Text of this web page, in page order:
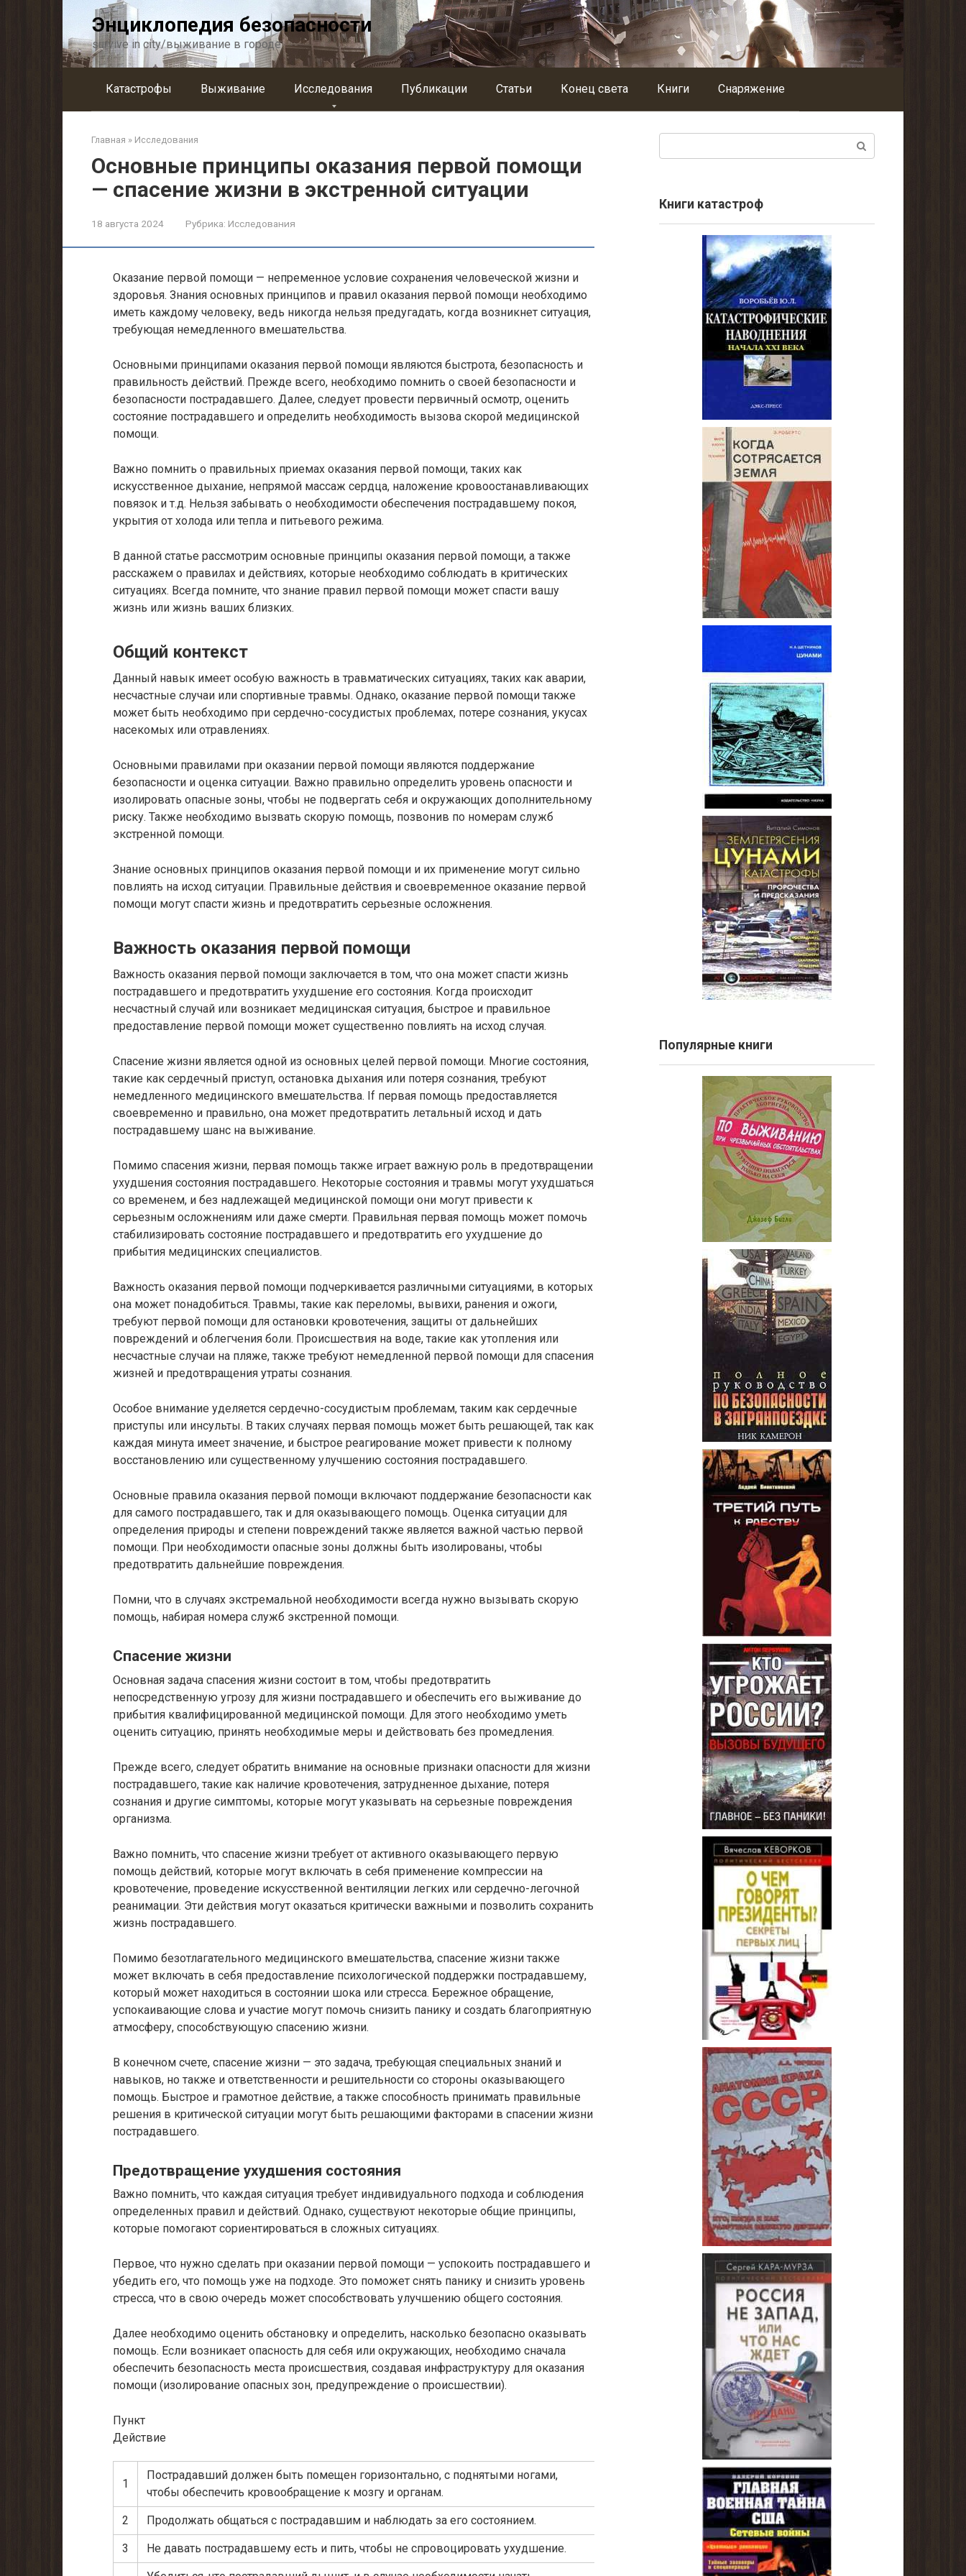
Энциклопедия безопасности
survive in city/выживание в городе
Катастрофы Выживание Исследования Публикации Статьи Конец света Книги Снаряжение
Главная » Исследования
Основные принципы оказания первой помощи
— спасение жизни в экстренной ситуации
18 августа 2024 Рубрика: Исследования
Оказание первой помощи — непременное условие сохранения человеческой жизни и
здоровья. Знания основных принципов и правил оказания первой помощи необходимо
иметь каждому человеку, ведь никогда нельзя предугадать, когда возникнет ситуация,
требующая немедленного вмешательства.
Основными принципами оказания первой помощи являются быстрота, безопасность и
правильность действий. Прежде всего, необходимо помнить о своей безопасности и
безопасности пострадавшего. Далее, следует провести первичный осмотр, оценить
состояние пострадавшего и определить необходимость вызова скорой медицинской
помощи.
Важно помнить о правильных приемах оказания первой помощи, таких как
искусственное дыхание, непрямой массаж сердца, наложение кровоостанавливающих
повязок и т.д. Нельзя забывать о необходимости обеспечения пострадавшему покоя,
укрытия от холода или тепла и питьевого режима.
В данной статье рассмотрим основные принципы оказания первой помощи, а также
расскажем о правилах и действиях, которые необходимо соблюдать в критических
ситуациях. Всегда помните, что знание правил первой помощи может спасти вашу
жизнь или жизнь ваших близких.
Общий контекст
Данный навык имеет особую важность в травматических ситуациях, таких как аварии,
несчастные случаи или спортивные травмы. Однако, оказание первой помощи также
может быть необходимо при сердечно-сосудистых проблемах, потере сознания, укусах
насекомых или отравлениях.
Основными правилами при оказании первой помощи являются поддержание
безопасности и оценка ситуации. Важно правильно определить уровень опасности и
изолировать опасные зоны, чтобы не подвергать себя и окружающих дополнительному
риску. Также необходимо вызвать скорую помощь, позвонив по номерам служб
экстренной помощи.
Знание основных принципов оказания первой помощи и их применение могут сильно
повлиять на исход ситуации. Правильные действия и своевременное оказание первой
помощи могут спасти жизнь и предотвратить серьезные осложнения.
Важность оказания первой помощи
Важность оказания первой помощи заключается в том, что она может спасти жизнь
пострадавшего и предотвратить ухудшение его состояния. Когда происходит
несчастный случай или возникает медицинская ситуация, быстрое и правильное
предоставление первой помощи может существенно повлиять на исход случая.
Спасение жизни является одной из основных целей первой помощи. Многие состояния,
такие как сердечный приступ, остановка дыхания или потеря сознания, требуют
немедленного медицинского вмешательства. If первая помощь предоставляется
своевременно и правильно, она может предотвратить летальный исход и дать
пострадавшему шанс на выживание.
Помимо спасения жизни, первая помощь также играет важную роль в предотвращении
ухудшения состояния пострадавшего. Некоторые состояния и травмы могут ухудшаться
со временем, и без надлежащей медицинской помощи они могут привести к
серьезным осложнениям или даже смерти. Правильная первая помощь может помочь
стабилизировать состояние пострадавшего и предотвратить его ухудшение до
прибытия медицинских специалистов.
Важность оказания первой помощи подчеркивается различными ситуациями, в которых
она может понадобиться. Травмы, такие как переломы, вывихи, ранения и ожоги,
требуют первой помощи для остановки кровотечения, защиты от дальнейших
повреждений и облегчения боли. Происшествия на воде, такие как утопления или
несчастные случаи на пляже, также требуют немедленной первой помощи для спасения
жизней и предотвращения утраты сознания.
Особое внимание уделяется сердечно-сосудистым проблемам, таким как сердечные
приступы или инсульты. В таких случаях первая помощь может быть решающей, так как
каждая минута имеет значение, и быстрое реагирование может привести к полному
восстановлению или существенному улучшению состояния пострадавшего.
Основные правила оказания первой помощи включают поддержание безопасности как
для самого пострадавшего, так и для оказывающего помощь. Оценка ситуации для
определения природы и степени повреждений также является важной частью первой
помощи. При необходимости опасные зоны должны быть изолированы, чтобы
предотвратить дальнейшие повреждения.
Помни, что в случаях экстремальной необходимости всегда нужно вызывать скорую
помощь, набирая номера служб экстренной помощи.
Спасение жизни
Основная задача спасения жизни состоит в том, чтобы предотвратить
непосредственную угрозу для жизни пострадавшего и обеспечить его выживание до
прибытия квалифицированной медицинской помощи. Для этого необходимо уметь
оценить ситуацию, принять необходимые меры и действовать без промедления.
Прежде всего, следует обратить внимание на основные признаки опасности для жизни
пострадавшего, такие как наличие кровотечения, затрудненное дыхание, потеря
сознания и другие симптомы, которые могут указывать на серьезные повреждения
организма.
Важно помнить, что спасение жизни требует от активного оказывающего первую
помощь действий, которые могут включать в себя применение компрессии на
кровотечение, проведение искусственной вентиляции легких или сердечно-легочной
реанимации. Эти действия могут оказаться критически важными и позволить сохранить
жизнь пострадавшего.
Помимо безотлагательного медицинского вмешательства, спасение жизни также
может включать в себя предоставление психологической поддержки пострадавшему,
который может находиться в состоянии шока или стресса. Бережное обращение,
успокаивающие слова и участие могут помочь снизить панику и создать благоприятную
атмосферу, способствующую спасению жизни.
В конечном счете, спасение жизни — это задача, требующая специальных знаний и
навыков, но также и ответственности и решительности со стороны оказывающего
помощь. Быстрое и грамотное действие, а также способность принимать правильные
решения в критической ситуации могут быть решающими факторами в спасении жизни
пострадавшего.
Предотвращение ухудшения состояния
Важно помнить, что каждая ситуация требует индивидуального подхода и соблюдения
определенных правил и действий. Однако, существуют некоторые общие принципы,
которые помогают сориентироваться в сложных ситуациях.
Первое, что нужно сделать при оказании первой помощи — успокоить пострадавшего и
убедить его, что помощь уже на подходе. Это поможет снять панику и снизить уровень
стресса, что в свою очередь может способствовать улучшению общего состояния.
Далее необходимо оценить обстановку и определить, насколько безопасно оказывать
помощь. Если возникает опасность для себя или окружающих, необходимо сначала
обеспечить безопасность места происшествия, создавая инфраструктуру для оказания
помощи (изолирование опасных зон, предупреждение о происшествии).
Пункт
Действие
1
Пострадавший должен быть помещен горизонтально, с поднятыми ногами,
чтобы обеспечить кровообращение к мозгу и органам.
2 Продолжать общаться с пострадавшим и наблюдать за его состоянием.
3 Не давать пострадавшему есть и пить, чтобы не спровоцировать ухудшение.
Книги катастроф
Популярные книги